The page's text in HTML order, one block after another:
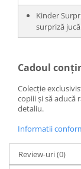
Kinder
surpriză
Cadoul
Colecție
copiii și să
detaliu.
Informatii
Review-uri(0)